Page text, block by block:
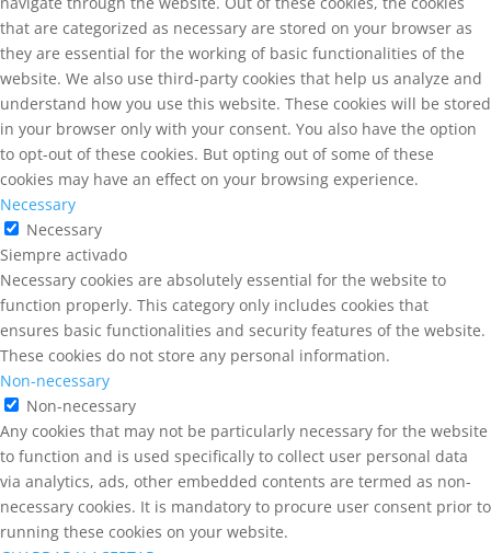
that are categorized as necessary are stored on your browser as
they are essential for the working of basic functionalities of the
website. We also use third-party cookies that help us analyze and
understand how you use this website. These cookies will be stored
in your browser only with your consent. You also have the option
to opt-out of these cookies. But opting out of some of these
cookies may have an effect on your browsing experience.
Necessary
Necessary
Siempre activado
Necessary cookies are absolutely essential for the website to
function properly. This category only includes cookies that
ensures basic functionalities and security features of the website.
These cookies do not store any personal information.
Non-necessary
Non-necessary
Any cookies that may not be particularly necessary for the website
to function and is used specifically to collect user personal data
via analytics, ads, other embedded contents are termed as non-
necessary cookies. It is mandatory to procure user consent prior to
running these cookies on your website.